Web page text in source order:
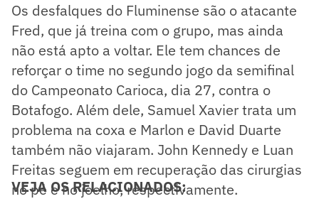
Os desfalques do Fluminense são o atacante
Fred, que já treina com o grupo, mas ainda
não está apto a voltar. Ele tem chances de
reforçar o time no segundo jogo da semifinal
do Campeonato Carioca, dia 27, contra o
Botafogo. Além dele, Samuel Xavier trata um
problema na coxa e Marlon e David Duarte
também não viajaram. John Kennedy e Luan
Freitas seguem em recuperação das cirurgias
no pé e no joelho, respectivamente.
VEJA OS RELACIONADOS: